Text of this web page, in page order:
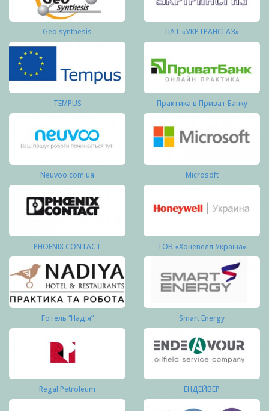
Geo synthesis ПАТ «УКРТРАНСГАЗ»
TEMPUS Практика в Приват Банку
Neuvoo.com.ua Microsoft
PHOENIX CONTACT ТОВ «Хоневелл Україна»
Готель “Надія” Smart Energy
Regal Petroleum ЕНДЕЙВЕР